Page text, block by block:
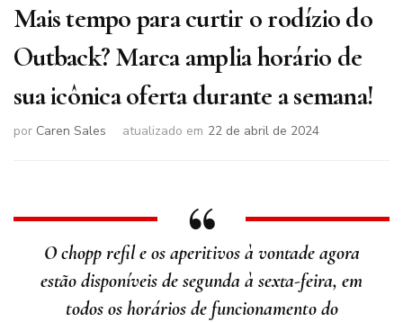
Mais tempo para curtir o rodízio do
Outback? Marca amplia horário de
sua icônica oferta durante a semana!
por Caren Sales atualizado em 22 de abril de 2024
O chopp refil e os aperitivos à vontade agora
estão disponíveis de segunda à sexta-feira, em
todos os horários de funcionamento do